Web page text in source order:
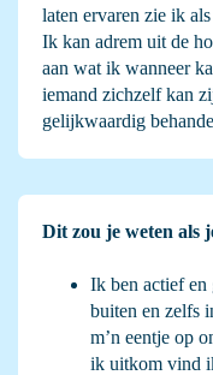
laten ervaren zie ik
Ik kan adrem uit de
aan wat ik wanneer
iemand zichzelf kan
gelijkwaardig
Dit zou je weten als
Ik ben actief en
buiten en zelfs
m’n eentje op
ik uitkom vind